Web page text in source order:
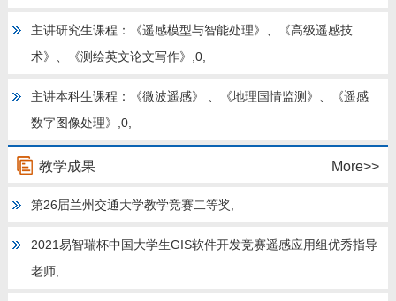
主讲研究生课程：《遥感模型与智能处理》、《高级遥感技
术》、《测绘英文论文写作》,0,
主讲本科生课程：《微波遥感》 、《地理国情监测》、《遥感
数字图像处理》,0,
教学成果 More>>
第26届兰州交通大学教学竞赛二等奖,
2021易智瑞杯中国大学生GIS软件开发竞赛遥感应用组优秀指导
老师,